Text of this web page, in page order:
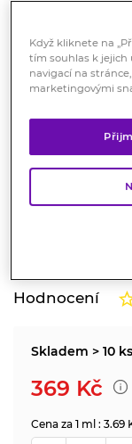
Vitella
Kosmetika
Dermatologický
způsobené
Hodnocení
Skladem > 10 ks
369 Kč
Cena za 1 ml : 3.69
Když kliknete na
tím souhlas k jejich
navigací na
marketingovými